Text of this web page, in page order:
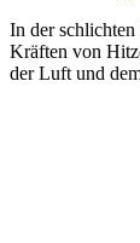
In der schlichten
Kräften von
der Luft und